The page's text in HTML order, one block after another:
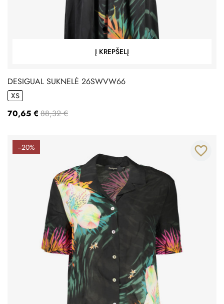
Į KREPŠELĮ
DESIGUAL SUKNELĖ 26SWVW66
XS
70,65 € 88,32 €
−20% favorite_border